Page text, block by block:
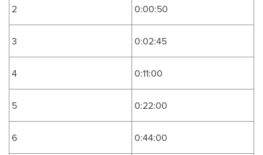
2 0:00:50
3 0:02:45
4 0:11:00
5 0:22:00
6 0:44:00